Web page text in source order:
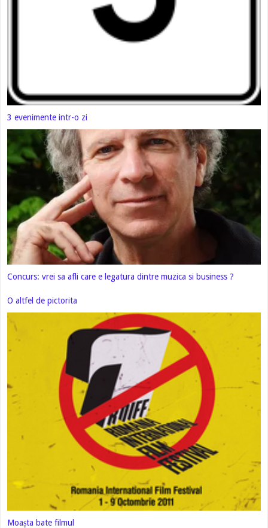
3 evenimente intr-o zi
Concurs: vrei sa afli care e legatura dintre muzica si business ?
O altfel de pictorita
Moașta bate filmul